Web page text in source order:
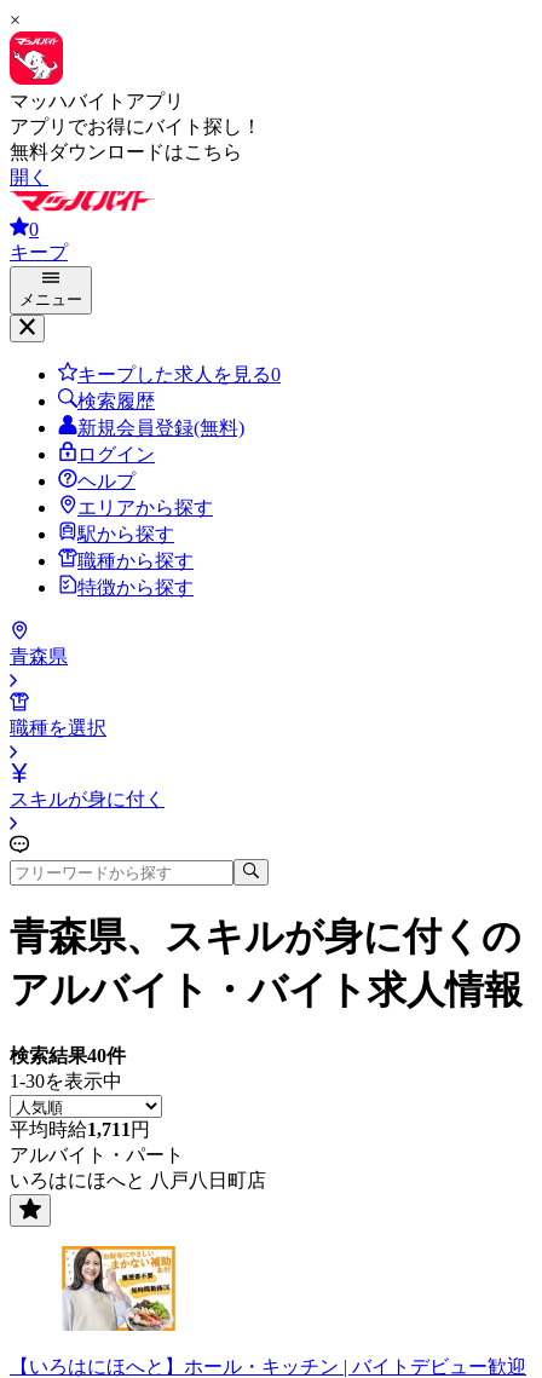
×
マッハバイトアプリ
アプリでお得にバイト探し！
無料ダウンロードはこちら
開く
0
キープ
メニュー
キープした求人を見る0
検索履歴
新規会員登録(無料)
ログイン
ヘルプ
エリアから探す
駅から探す
職種から探す
特徴から探す
青森県
職種を選択
スキルが身に付く
青森県、スキルが身に付く の
アルバイト・バイト求人情報
検索結果40件
1-30を表示中
平均時給1,711 円
アルバイト・パート
いろはにほへと 八戸八日町店
【いろはにほへと】ホール・キッチン | バイトデビュー歓迎